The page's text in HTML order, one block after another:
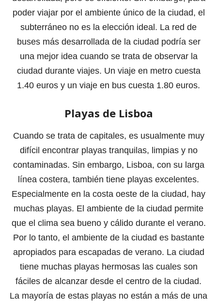
poder viajar por el ambiente único de la ciudad, el
subterráneo no es la elección ideal. La red de
buses más desarrollada de la ciudad podría ser
una mejor idea cuando se trata de observar la
ciudad durante viajes. Un viaje en metro cuesta
1.40 euros y un viaje en bus cuesta 1.80 euros.
Playas de Lisboa
Cuando se trata de capitales, es usualmente muy
difícil encontrar playas tranquilas, limpias y no
contaminadas. Sin embargo, Lisboa, con su larga
línea costera, también tiene playas excelentes.
Especialmente en la costa oeste de la ciudad, hay
muchas playas. El ambiente de la ciudad permite
que el clima sea bueno y cálido durante el verano.
Por lo tanto, el ambiente de la ciudad es bastante
apropiados para escapadas de verano. La ciudad
tiene muchas playas hermosas las cuales son
fáciles de alcanzar desde el centro de la ciudad.
La mayoría de estas playas no están a más de una